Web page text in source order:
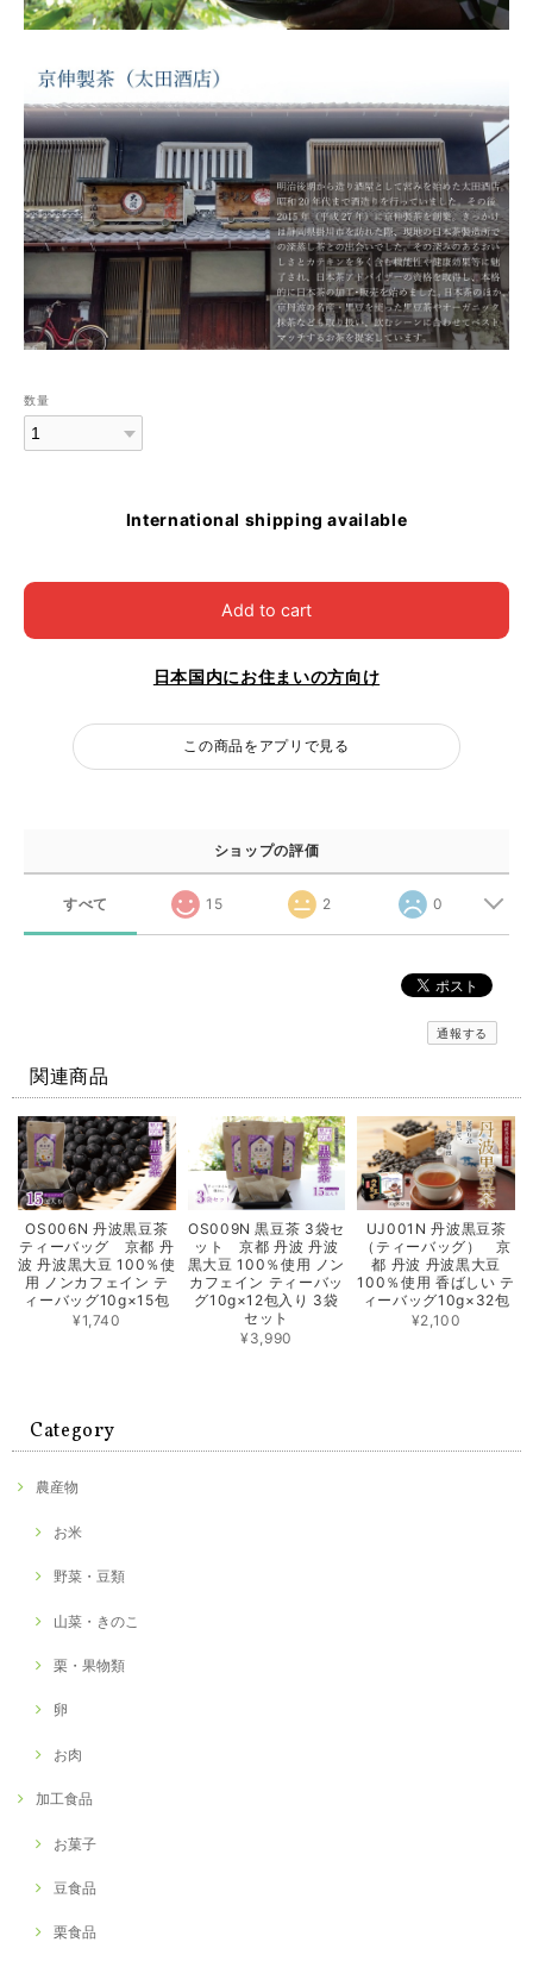
数量
International shipping available
Add to cart
日本国内にお住まいの方向け
この商品をアプリで見る
ショップの評価
すべて 15 2 0
通報する
関連商品
OS006N 丹波黒豆茶
ティーバッグ 京都 丹
波 丹波黒大豆 100％使
用 ノンカフェイン テ
ィーバッグ10g×15包
¥1,740
OS009N 黒豆茶 3袋セ
ット 京都 丹波 丹波
黒大豆 100％使用 ノン
カフェイン ティーバッ
グ10g×12包入り 3袋
セット
¥3,990
UJ001N 丹波黒豆茶
（ティーバッグ） 京
都 丹波 丹波黒大豆
100％使用 香ばしい テ
ィーバッグ10g×32包
¥2,100
Category
農産物
お米
野菜・豆類
山菜・きのこ
栗・果物類
卵
お肉
加工食品
お菓子
豆食品
栗食品